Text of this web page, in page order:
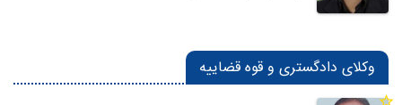
وکلای دادگستری و قوه قضاییه